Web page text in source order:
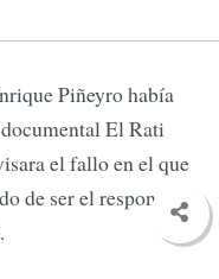
Piñeyro había
El Rati
el fallo en el que
de ser el responsable